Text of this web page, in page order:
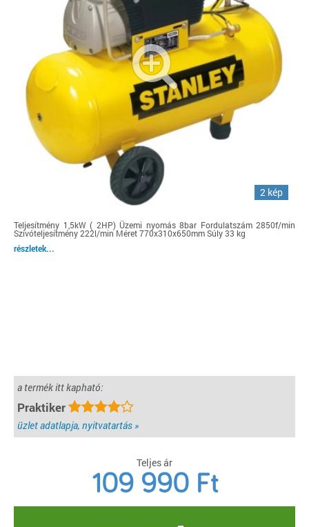
2 kép
Teljesítmény 1,5kW ( 2HP) Üzemi nyomás 8bar Fordulatszám 2850f/min
Szívóteljesítmény 222l/min Méret 770x310x650mm Súly 33 kg
részletek...
a termék itt kapható:
Praktiker
üzlet adatlapja, nyitvatartás »
Teljes ár
109 990 Ft